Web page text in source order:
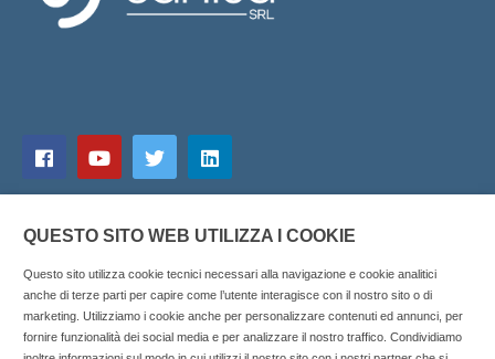
QUESTO SITO WEB UTILIZZA I COOKIE
Questo sito utilizza cookie tecnici necessari alla navigazione e cookie analitici
anche di terze parti per capire come l’utente interagisce con il nostro sito o di
marketing. Utilizziamo i cookie anche per personalizzare contenuti ed annunci, per
fornire funzionalità dei social media e per analizzare il nostro traffico. Condividiamo